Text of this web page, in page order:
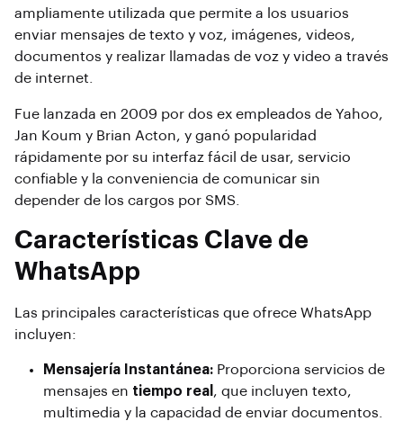
ampliamente utilizada que permite a los usuarios
enviar mensajes de texto y voz, imágenes, videos,
documentos y realizar llamadas de voz y video a través
de internet.
Fue lanzada en 2009 por dos ex empleados de Yahoo,
Jan Koum y Brian Acton, y ganó popularidad
rápidamente por su interfaz fácil de usar, servicio
confiable y la conveniencia de comunicar sin
depender de los cargos por SMS.
Características Clave de
WhatsApp
Las principales características que ofrece WhatsApp
incluyen:
Mensajería Instantánea: Proporciona servicios de
mensajes en tiempo real , que incluyen texto,
multimedia y la capacidad de enviar documentos.